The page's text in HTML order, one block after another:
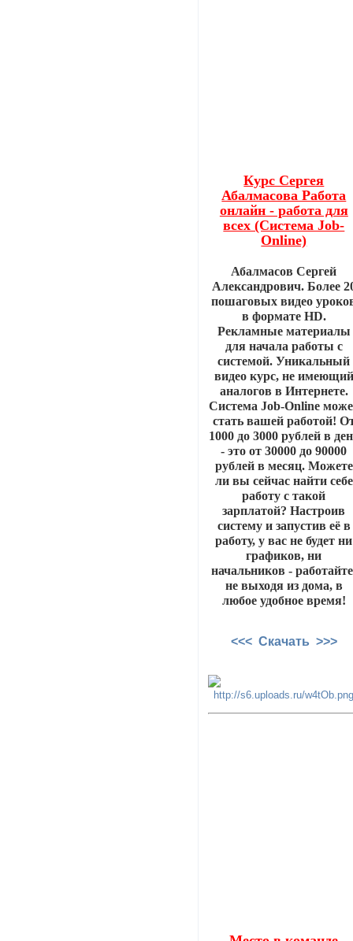
Курс Сергея
Абалмасова Работа
онлайн - работа для
всех (Система Job-
Online)
Абалмасов Сергей
Александрович. Более
пошаговых видео
в формате HD.
Рекламные материалы
для начала работы с
системой. Уникальный
видео курс, не имеющий
аналогов в Интернете.
Система Job-Online
стать вашей работой!
1000 до 3000 рублей в
- это от 30000 до 90000
рублей в месяц. Можете
ли вы сейчас найти себе
работу с такой
зарплатой? Настроив
систему и запустив её в
работу, у вас не будет ни
графиков, ни
начальников -
не выходя из дома, в
любое удобное время!
<<< Скачать >>>